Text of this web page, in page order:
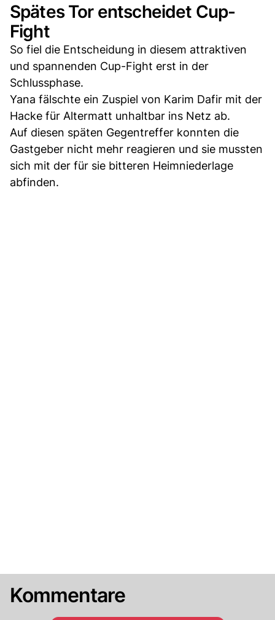
Spätes Tor entscheidet Cup-
Fight
So fiel die Entscheidung in diesem attraktiven
und spannenden Cup-Fight erst in der
Schlussphase.
Yana fälschte ein Zuspiel von Karim Dafir mit der
Hacke für Altermatt unhaltbar ins Netz ab.
Auf diesen späten Gegentreffer konnten die
Gastgeber nicht mehr reagieren und sie mussten
sich mit der für sie bitteren Heimniederlage
abfinden.
Kommentare